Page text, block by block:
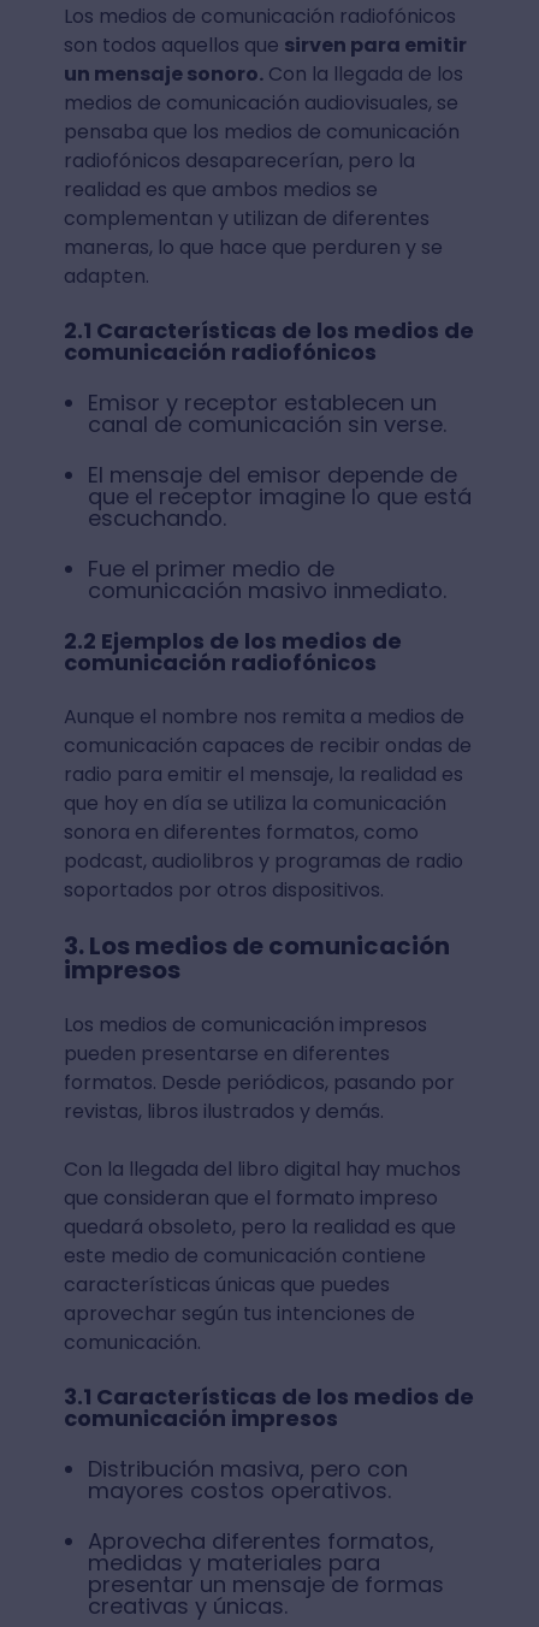
Los medios de comunicación radiofónicos
son todos aquellos que sirven para emitir
un mensaje sonoro.Con la llegada de los
medios de comunicación audiovisuales, se
pensaba que los medios de comunicación
radiofónicos desaparecerían, pero la
realidad es que ambos medios se
complementan y utilizan de diferentes
maneras, lo que hace que perduren y se
adapten.
2.1 Características de los medios de
comunicación radiofónicos
Emisor y receptor establecen un
canal de comunicación sin verse.
El mensaje del emisor depende de
que el receptor imagine lo que está
escuchando.
Fue el primer medio de
comunicación masivo inmediato.
2.2 Ejemplos de los medios de
comunicación radiofónicos
Aunque el nombre nos remita a medios de
comunicación capaces de recibir ondas de
radio para emitir el mensaje, la realidad es
que hoy en día se utiliza la comunicación
sonora en diferentes formatos, como
podcast, audiolibros y programas de radio
soportados por otros dispositivos.
3. Los medios de comunicación
impresos
Los medios de comunicación impresos
pueden presentarse en diferentes
formatos. Desde periódicos, pasando por
revistas, libros ilustrados y demás.
Con la llegada del libro digital hay muchos
que consideran que el formato impreso
quedará obsoleto, pero la realidad es que
este medio de comunicación contiene
características únicas que puedes
aprovechar según tus intenciones de
comunicación.
3.1 Características de los medios de
comunicación impresos
Distribución masiva, pero con
mayores costos operativos.
Aprovecha diferentes formatos,
medidas y materiales para
presentar un mensaje de formas
creativas y únicas.